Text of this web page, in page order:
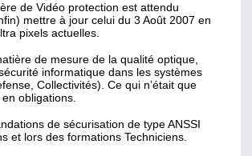
de Vidéo protection est attendu
mettre à jour celui du 3 Août 2007 en
pixels actuelles.
de mesure de la qualité optique,
informatique dans les systèmes
Collectivités). Ce qui n’était que
obligations.
de sécurisation de type ANSSI
et lors des formations Techniciens.